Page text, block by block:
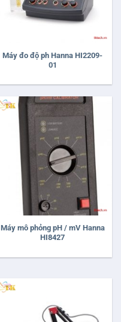
Máy đo độ ph Hanna HI2209-
01
Máy mô phỏng pH / mV Hanna
HI8427